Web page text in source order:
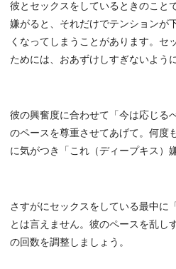
彼とセックスをしているときのこと
嫌がると、それだけでテンションが
くなってしまうことがあります。セ
ためには、おあずけしすぎないよう
彼の興奮度に合わせて「今は応じる
のペースを尊重させてあげて。何度
に気がつき「これ（ディープキス）
さすがにセックスをしている最中に
とは言えません。彼のペースを乱し
の回数を調整しましょう。